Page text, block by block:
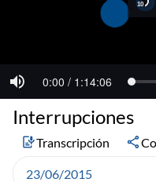
Interrupciones
Transcripción
23/06/2015